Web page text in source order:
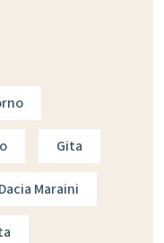
Gita
Maraini